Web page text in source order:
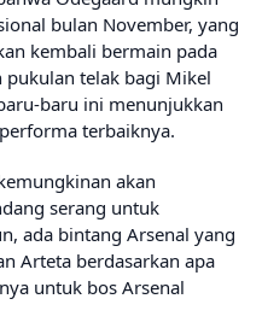
bulan November, yang
kembali bermain pada
pukulan telak bagi Mikel
baru ini menunjukkan
terbaiknya.
akan
serang untuk
ada bintang Arsenal yang
Arteta berdasarkan apa
untuk bos Arsenal